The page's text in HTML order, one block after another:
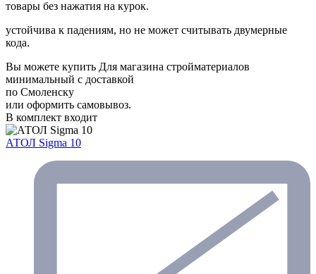
товары без нажатия на курок.
устойчива к падениям, но не может считывать двумерные
кода.
Вы можете купить Для магазина стройматериалов
минимальный с доставкой
по Смоленску
или оформить самовывоз.
В комплект входит
АТОЛ Sigma 10